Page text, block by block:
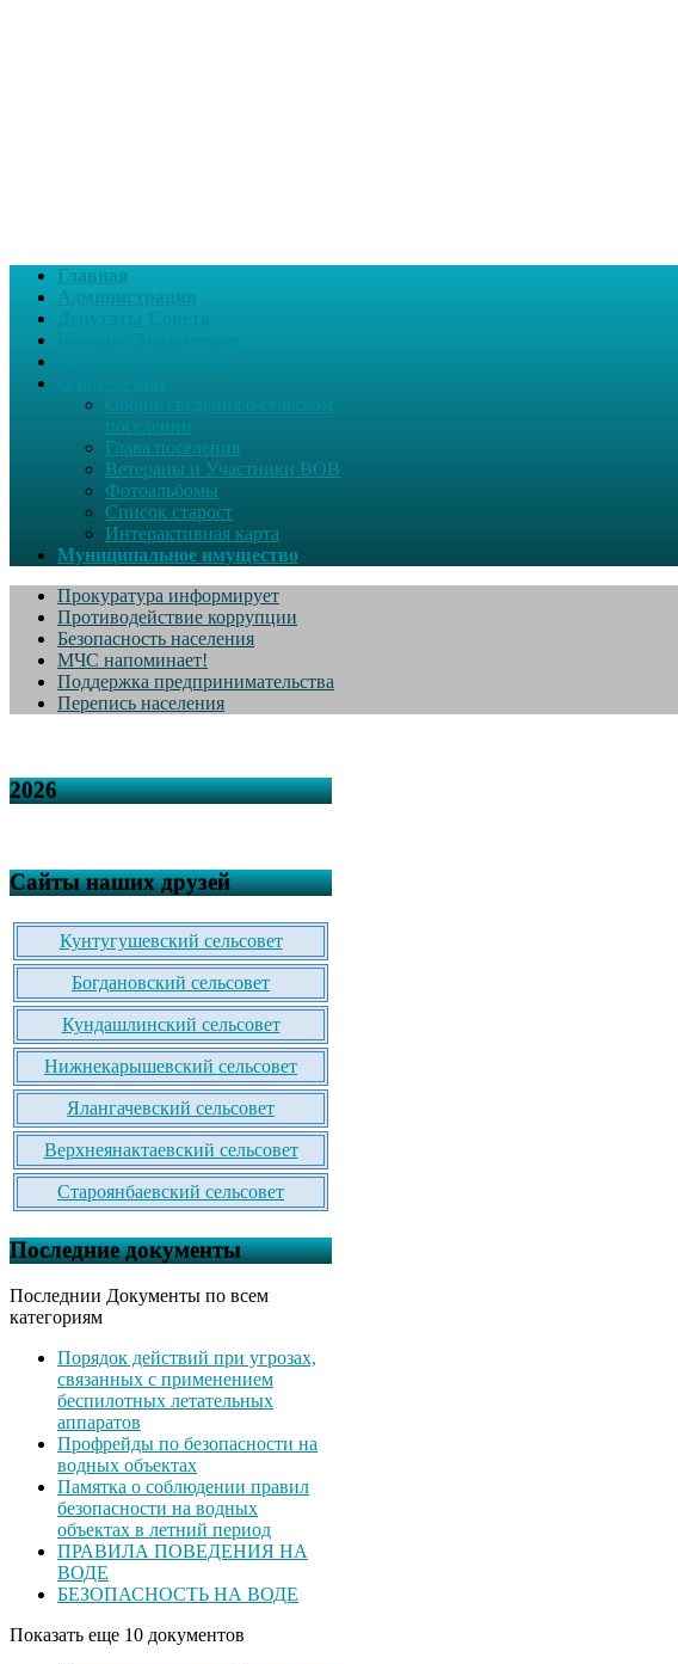
Главная
поселении
Глава поселения
Ветераны и Участники ВОВ
Фотоальбомы
Список старост
Интерактивная карта
Муниципальное имущество
Прокуратура информирует
Противодействие коррупции
Безопасность населения
МЧС напоминает!
Поддержка предпринимательства
Перепись населения
2026
Сайты наших друзей
Кунтугушевский сельсовет
Богдановский сельсовет
Кундашлинский сельсовет
Нижнекарышевский сельсовет
Ялангачевский сельсовет
Верхнеянактаевский сельсовет
Староянбаевский сельсовет
Последние документы
Последнии Документы по всем
категориям
Порядок действий при угрозах,
связанных с применением
беспилотных летательных
аппаратов
Профрейды по безопасности на
водных объектах
Памятка о соблюдении правил
безопасности на водных
объектах в летний период
ПРАВИЛА ПОВЕДЕНИЯ НА
ВОДЕ
БЕЗОПАСНОСТЬ НА ВОДЕ
Показать еще 10 документов